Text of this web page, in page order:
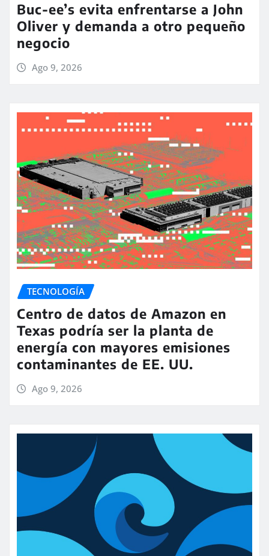
Buc-ee’s evita enfrentarse a John
Oliver y demanda a otro pequeño
negocio
Ago 9, 2026
TECNOLOGÍA
Centro de datos de Amazon en
Texas podría ser la planta de
energía con mayores emisiones
contaminantes de EE. UU.
Ago 9, 2026